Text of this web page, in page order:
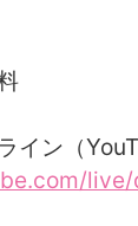
イン（
live/